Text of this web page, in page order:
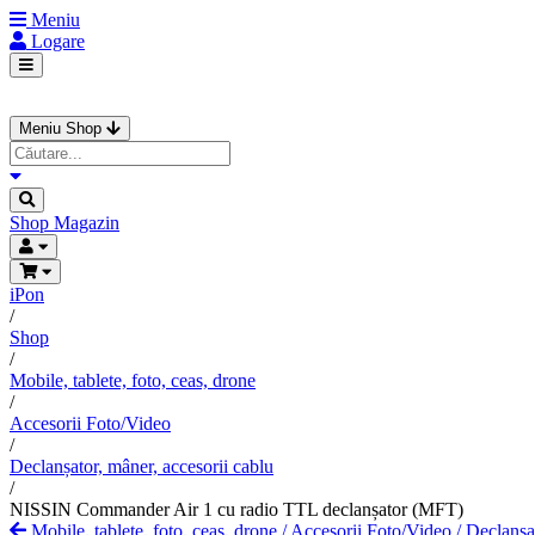
Meniu
Logare
Meniu Shop
Shop Magazin
iPon
/
Shop
/
Mobile, tablete, foto, ceas, drone
/
Accesorii Foto/Video
/
Declanșator, mâner, accesorii cablu
/
NISSIN Commander Air 1 cu radio TTL declanșator (MFT)
Mobile, tablete, foto, ceas, drone /Accesorii Foto/Video /